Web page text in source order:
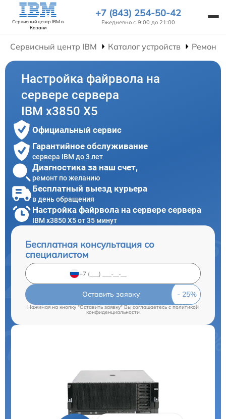
Сервисный центр IBM в
Казани
+7 (843) 254-50-42
Ежедневно с 9:00 до 21:00
Сервисный центр IBM Каталог устройств Ремонт
Настройка файрвола на
сервере сервера
IBM x3850 X5
Официальный сервис
Гарантийное обслуживание
сервера IBM до 3 лет
Диагностика за наш счет,
ремонт по желанию
Бесплатный выезд курьера
в день обращения
Настройка файрвола на сервере сервера
IBM x3850 X5 от 35 минут
Бесплатная консультация со
специалистом
Оставить заявку
Нажимая на кнопку "Оставить заявку" Вы соглашаетесь c политикой
конфиденциальности